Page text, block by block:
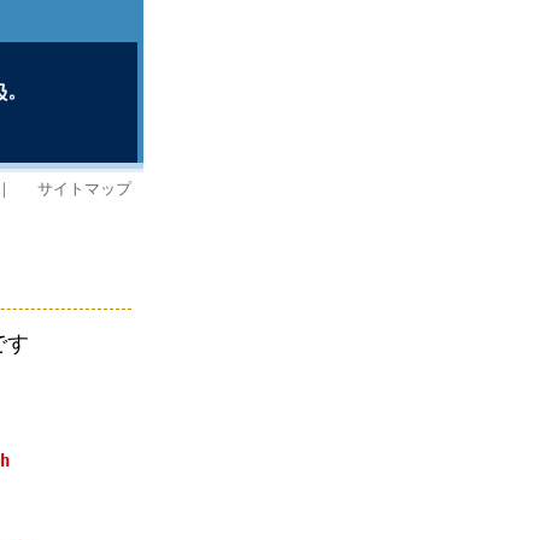
サイトマップ
す